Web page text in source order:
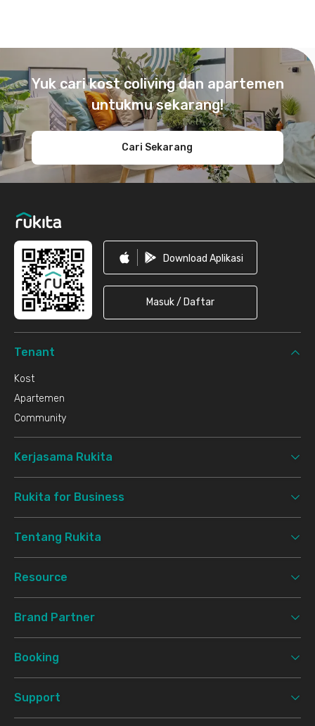
Yuk cari kost coliving dan apartemen
untukmu sekarang!
Cari Sekarang
Download Aplikasi
Masuk / Daftar
Tenant
Kost
Apartemen
Community
Kerjasama Rukita
Rukita for Business
Tentang Rukita
Resource
Brand Partner
Booking
Support